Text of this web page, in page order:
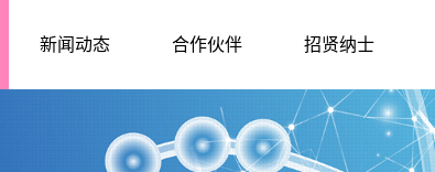
新闻动态 合作伙伴 招贤纳士